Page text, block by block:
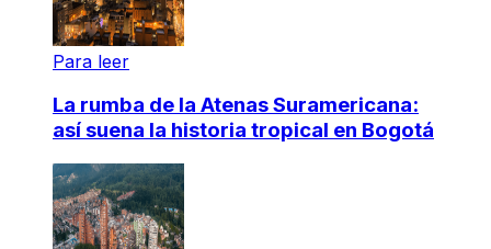
Para leer
La rumba de la Atenas Suramericana:
así suena la historia tropical en Bogotá